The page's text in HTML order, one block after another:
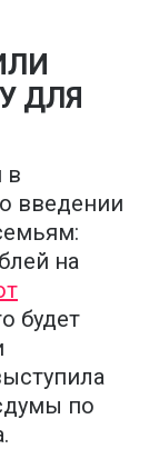
ДЛЯ
в
введении
на
будет
по